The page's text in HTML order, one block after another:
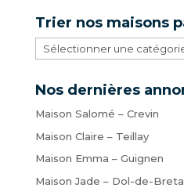
Trier nos maisons
Trier
nos
par
secteur
Nos dernières
Maison Salomé – Crevin
Maison Claire – Teillay
Maison Emma – Guignen
Maison Jade – Dol-de-